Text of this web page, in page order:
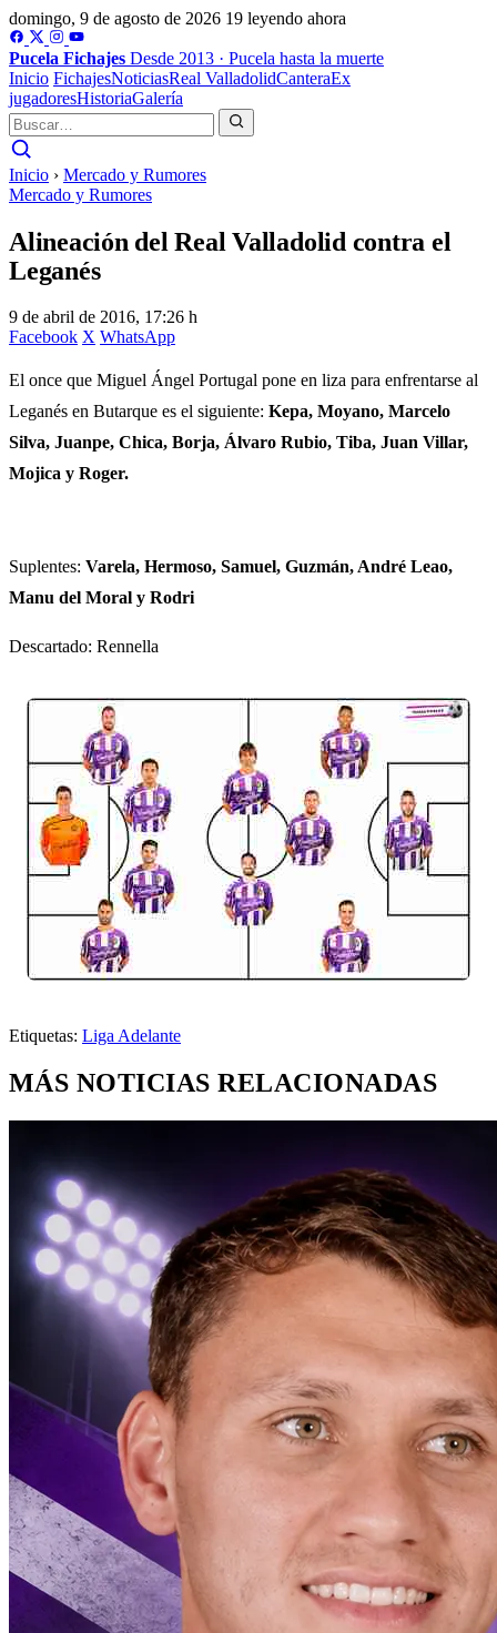
domingo, 9 de agosto de 2026 19 leyendo ahora
Pucela Fichajes Desde 2013 · Pucela hasta la muerte
Inicio FichajesNoticiasReal ValladolidCanteraEx
jugadoresHistoriaGalería
Inicio › Mercado y Rumores
Mercado y Rumores
Alineación del Real Valladolid contra el
Leganés
9 de abril de 2016, 17:26 h
Facebook X WhatsApp
El once que Miguel Ángel Portugal pone en liza para enfrentarse al
Leganés en Butarque es el siguiente: Kepa, Moyano, Marcelo
Silva, Juanpe, Chica, Borja, Álvaro Rubio, Tiba, Juan Villar,
Mojica y Roger.
Suplentes: Varela, Hermoso, Samuel, Guzmán, André Leao,
Manu del Moral y Rodri
Descartado: Rennella
Etiquetas: Liga Adelante
MÁS NOTICIAS RELACIONADAS